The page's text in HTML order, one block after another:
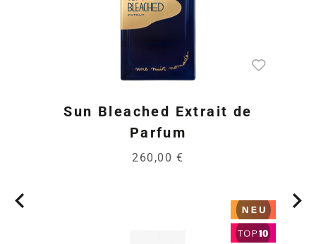
Sun Bleached Extrait de
Parfum
260,00 €